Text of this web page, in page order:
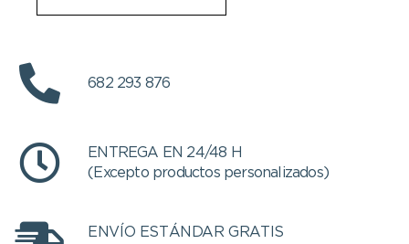
682 293 876
ENTREGA EN 24/48 H
(Excepto productos personalizados)
ENVÍO ESTÁNDAR GRATIS